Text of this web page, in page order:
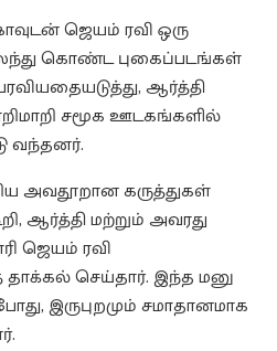
ஜெயம் ரவி ஒரு
கொண்ட புகைப்படங்கள்
ஆர்த்தி
சமூக ஊடகங்களில்
வந்தனர்.
அவதூறான கருத்துகள்
ஆர்த்தி மற்றும் அவரது
ஜெயம் ரவி
தாக்கல் செய்தார். இந்த மனு
இருபுறமும் சமாதானமாக